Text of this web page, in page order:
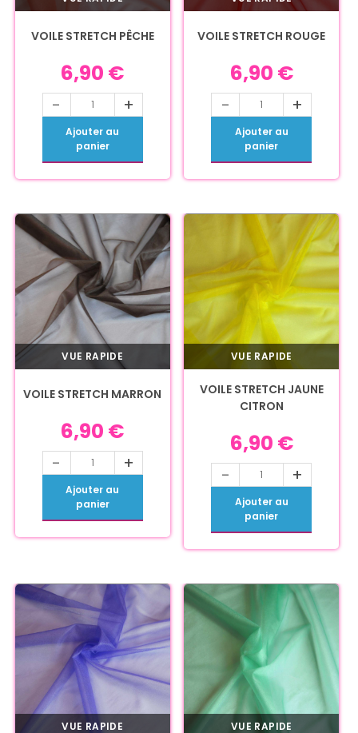
VOILE STRETCH PÊCHE
6,90 €
- +
Ajouter au
panier
VOILE STRETCH ROUGE
6,90 €
- +
Ajouter au
panier
VUE RAPIDE
VOILE STRETCH MARRON
6,90 €
- +
Ajouter au
panier
VUE RAPIDE
VOILE STRETCH JAUNE
CITRON
6,90 €
- +
Ajouter au
panier
VUE RAPIDE VUE RAPIDE